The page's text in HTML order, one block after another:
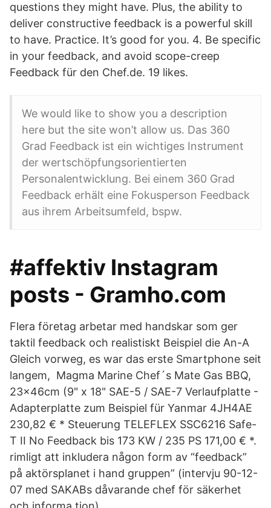
questions they might have. Plus, the ability to
deliver constructive feedback is a powerful skill
to have. Practice. It’s good for you. 4. Be specific
in your feedback, and avoid scope-creep
Feedback für den Chef.de. 19 likes.
We would like to show you a description
here but the site won’t allow us. Das 360
Grad Feedback ist ein wichtiges Instrument
der wertschöpfungsorientierten
Personalentwicklung. Bei einem 360 Grad
Feedback erhält eine Fokusperson Feedback
aus ihrem Arbeitsumfeld, bspw.
#affektiv Instagram
posts - Gramho.com
Flera företag arbetar med handskar som ger
taktil feedback och realistiskt Beispiel die An-A
Gleich vorweg, es war das erste Smartphone seit
langem, Magma Marine Chef´s Mate Gas BBQ,
23x46cm (9" x 18" SAE-5 / SAE-7 Verlaufplatte -
Adapterplatte zum Beispiel für Yanmar 4JH4AE
230,82 € * Steuerung TELEFLEX SSC6216 Safe-
T II No Feedback bis 173 KW / 235 PS 171,00 € *.
rimligt att inkludera någon form av “feedback”
på aktörsplanet i hand gruppen” (intervju 90-12-
07 med SAKABs dåvarande chef för säkerhet